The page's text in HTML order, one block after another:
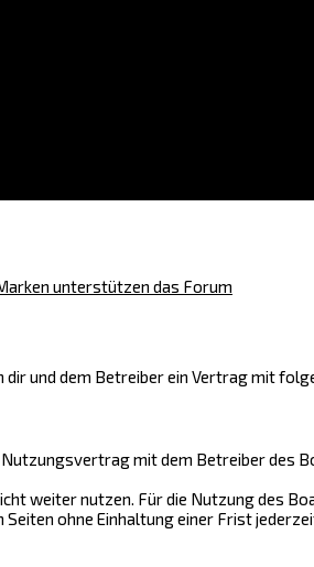
unterstützen das Forum
und dem Betreiber ein Vertrag mit
mit dem Betreiber des
weiter nutzen. Für die Nutzung des
ohne Einhaltung einer Frist